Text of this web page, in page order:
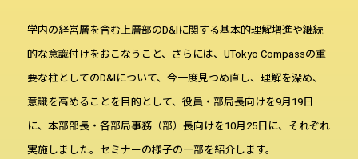
学内の経営層を含む上層部のD&Iに関する基本的理解増進や継続
的な意識付けをおこなうこと、さらには、UTokyo Compassの重
要な柱としてのD&Iについて、今一度見つめ直し、理解を深め、
意識を高めることを目的として、役員・部局長向けを9月19日
に、本部部長・各部局事務（部）長向けを10月25日に、それぞれ
実施しました。セミナーの様子の一部を紹介します。